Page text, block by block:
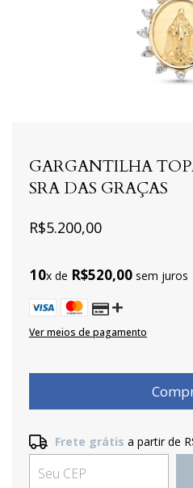
GARGANTILHA
SRA DAS GRAÇAS
R$5.200,00
10x de R$520,00sem juros
Ver meios de pagamento
Frete grátis
Frete grátis a partir de